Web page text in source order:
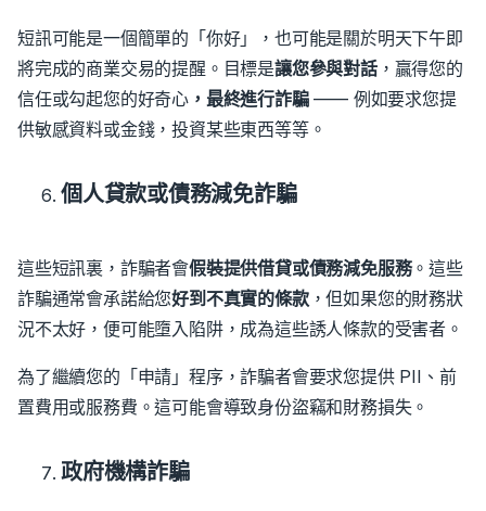
短訊可能是一個簡單的「你好」，也可能是關於明天下午即
將完成的商業交易的提醒。 目標是讓您參與對話，贏得您的
信任或勾起您的好奇心 ，最終進行詐騙—— 例如要求您提
供敏感資料或金錢，投資某些東西等等。
個人貸款或債務減免詐騙
這些短訊裏，詐騙者會假裝提供借貸或債務減免服務。這些
詐騙通常會承諾給您好到不真實的條款，但如果您的財務狀
況不太好，便可能墮入陷阱，成為這些誘人條款的受害者。
為了繼續您的「申請」程序，詐騙者會要求您提供 PII、前
置費用或服務費。這可能會導致身份盜竊和財務損失。
政府機構詐騙